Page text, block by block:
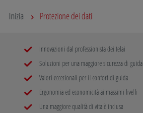
Inizia Protezione dei dati
Innovazioni dal professionista dei telai
Soluzioni per una maggiore sicurezza di guida
Valori eccezionali per il confort di guida
Ergonomia ed economicità ai massimi livelli
Una maggiore qualità di vita è inclusa